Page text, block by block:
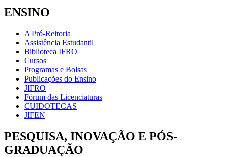
ENSINO
A Pró-Reitoria
Assistência Estudantil
Biblioteca IFRO
Cursos
Programas e Bolsas
Publicações do Ensino
JIFRO
Fórum das Licenciaturas
CUIDOTECAS
JIFEN
PESQUISA, INOVAÇÃO E PÓS-
GRADUAÇÃO